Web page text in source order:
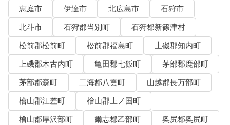
恵庭市
伊達市 北広島市
石狩市
北斗市
石狩郡当別町
石狩郡新篠津村
松前郡松前町
松前郡福島町
上磯郡知内町
上磯郡木古内町
亀田郡七飯町
茅部郡鹿部町
茅部郡森町
二海郡八雲町
山越郡長万部町
檜山郡江差町
檜山郡上ノ国町
檜山郡厚沢部町
爾志郡乙部町
奥尻郡奥尻町